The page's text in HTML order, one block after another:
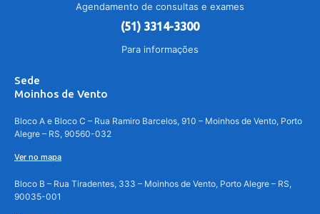
Agendamento de consultas e exames
(51) 3314-3300
Para informações
Sede
Moinhos de Vento
Bloco A e Bloco C – Rua Ramiro Barcelos, 910 – Moinhos de Vento, Porto
Alegre – RS, 90560-032
Ver no mapa
Bloco B – Rua Tiradentes, 333 – Moinhos de Vento, Porto Alegre – RS,
90035-001